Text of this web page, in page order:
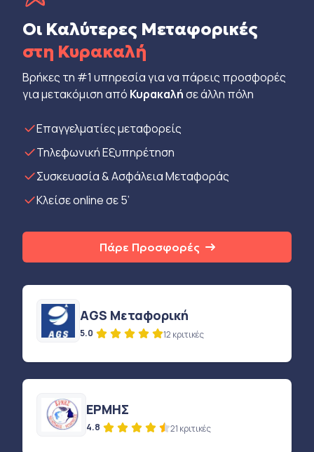
Οι Καλύτερες Μεταφορικές
στη Κυρακαλή
Βρήκες τη #1 υπηρεσία για να πάρεις προσφορές
για μετακόμιση από Κυρακαλήσε άλλη πόλη
Eπαγγελματίες μεταφορείς
Τηλεφωνική Εξυπηρέτηση
Συσκευασία & Ασφάλεια Μεταφοράς
Κλείσε online σε 5’
Πάρε Προσφορές
AGS Μεταφορική
5.0 12 κριτικές
ΕΡΜΗΣ
4.8 21 κριτικές